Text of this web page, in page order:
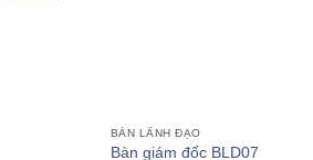
BÀN LÃNH ĐẠO
Bàn giám đốc BLD07